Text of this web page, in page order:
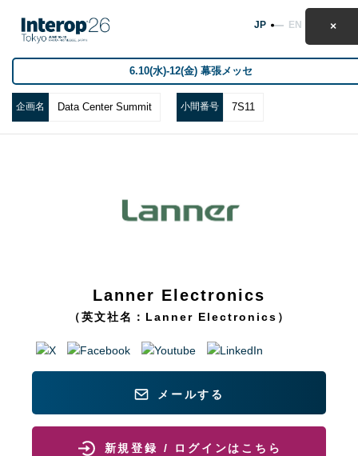
6.10(水)-12(金) 幕張メッセ
JP EN
企画名 Data Center Summit 小間番号 7S11
Lanner Electronics
（英文社名：Lanner Electronics）
メールする
新規登録 / ログインはこちら